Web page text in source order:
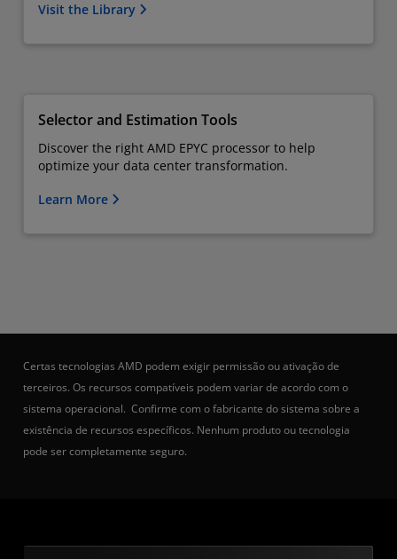
Visit the Library
Selector and Estimation Tools
Discover the right AMD EPYC processor to help
optimize your data center transformation.
Learn More
Certas tecnologias AMD podem exigir permissão ou ativação de
terceiros. Os recursos compatíveis podem variar de acordo com o
sistema operacional. Confirme com o fabricante do sistema sobre a
existência de recursos específicos. Nenhum produto ou tecnologia
pode ser completamente seguro.